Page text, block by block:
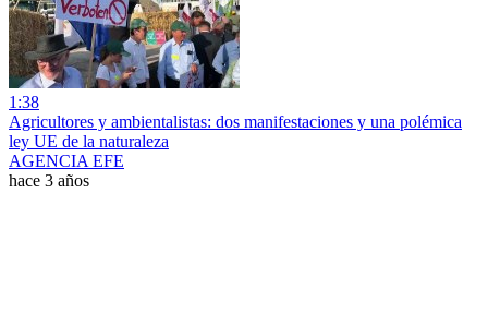
1:38
Agricultores y ambientalistas: dos manifestaciones y una polémica
ley UE de la naturaleza
AGENCIA EFE
hace 3 años